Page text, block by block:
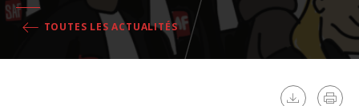
TOUTES LES ACTUALITÉS